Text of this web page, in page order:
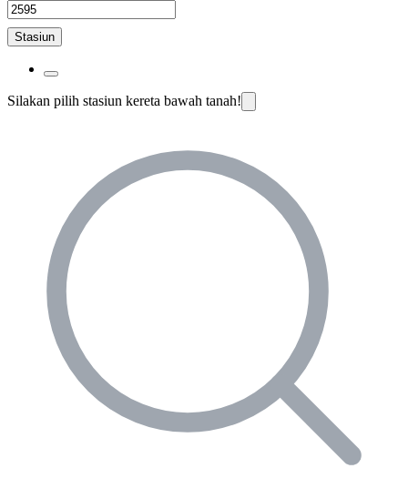
Stasiun
Silakan pilih stasiun kereta bawah tanah!